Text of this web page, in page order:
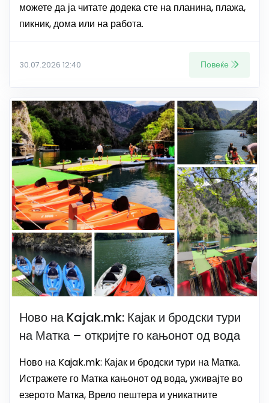
можете да ја читате додека сте на планина, плажа,
пикник, дома или на работа.
30.07.2026 12:40 Повеќе
Ново на Kajak.mk: Кајак и бродски тури
на Матка – откријте го кањонот од вода
Ново на Kajak.mk: Кајак и бродски тури на Матка.
Истражете го Матка кањонот од вода, уживајте во
езерото Матка, Врело пештера и уникатните